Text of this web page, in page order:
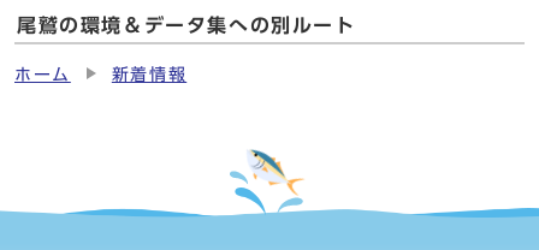
尾鷲の環境＆データ集への別ルート
ホーム 新着情報